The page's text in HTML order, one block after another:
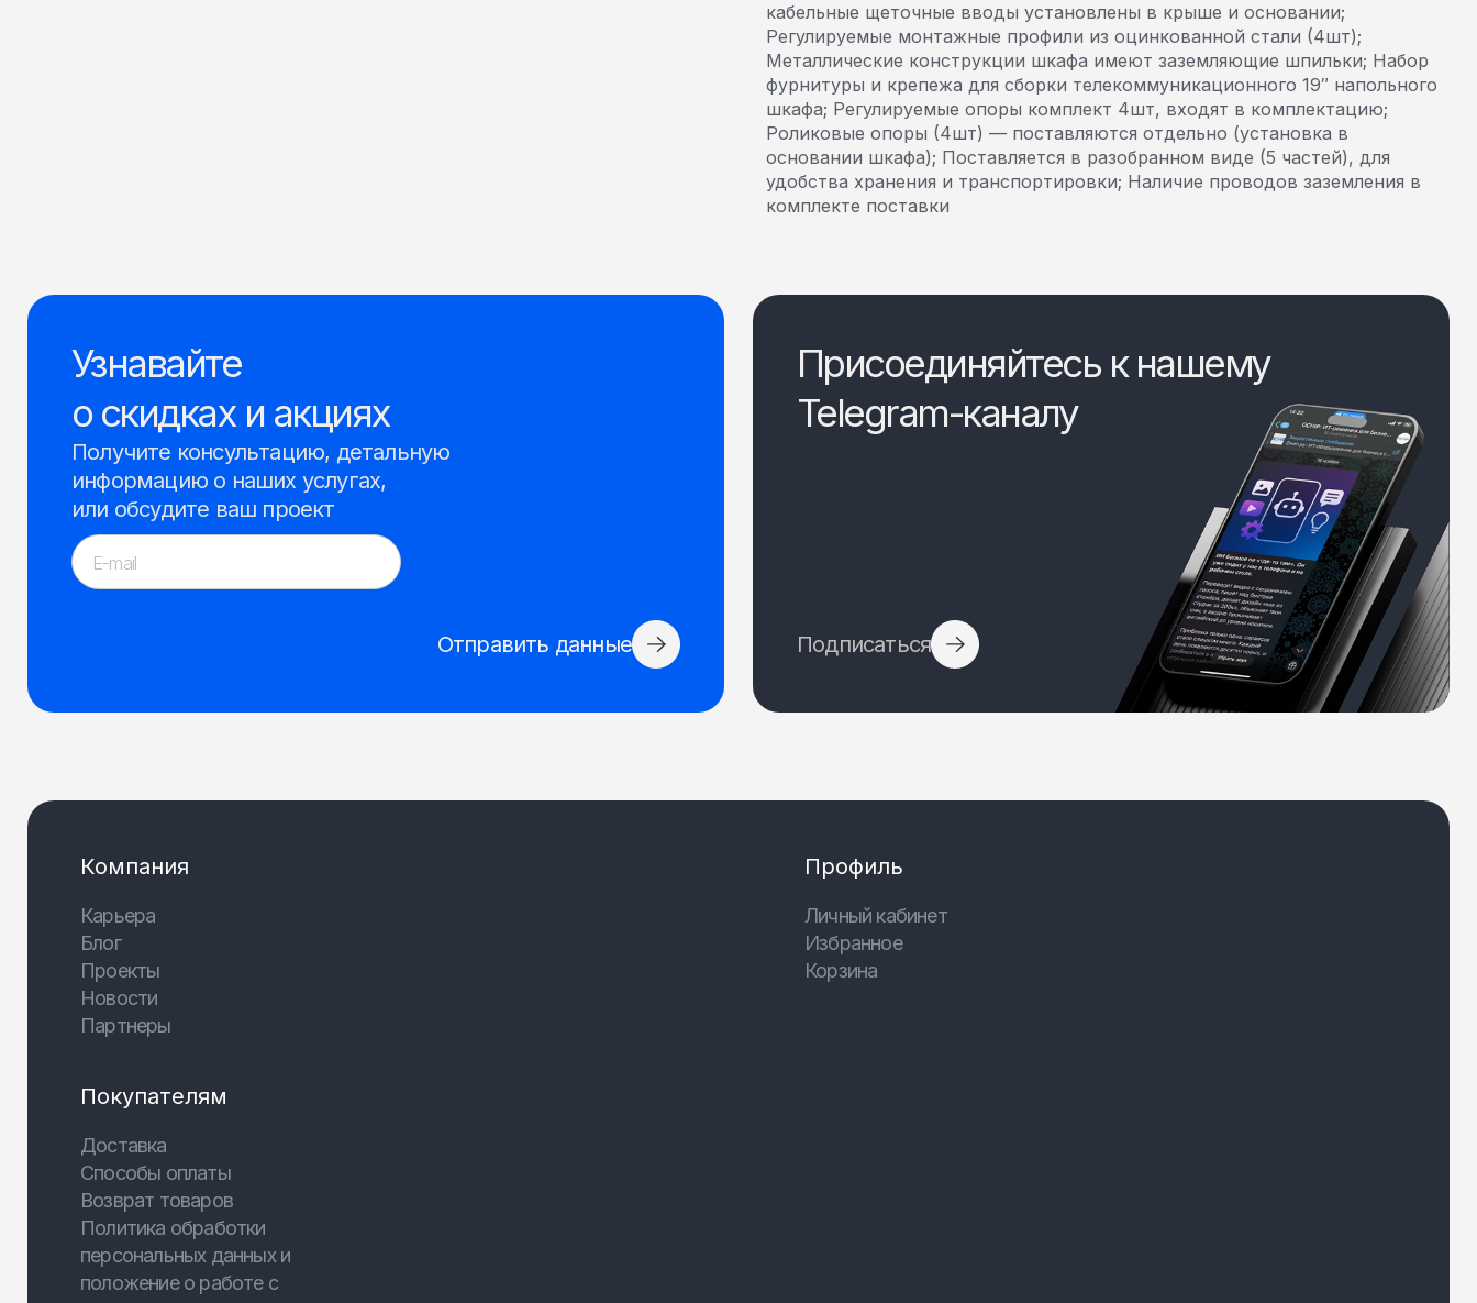
кабельные щеточные вводы установлены в крыше и основании;
Регулируемые монтажные профили из оцинкованной стали (4шт);
Металлические конструкции шкафа имеют заземляющие шпильки; Набор
фурнитуры и крепежа для сборки телекоммуникационного 19″ напольного
шкафа; Регулируемые опоры комплект 4шт, входят в комплектацию;
Роликовые опоры (4шт) — поставляются отдельно (установка в
основании шкафа); Поставляется в разобранном виде (5 частей), для
удобства хранения и транспортировки; Наличие проводов заземления в
комплекте поставки
Узнавайте
о скидках и акциях
Получите консультацию, детальную
информацию о наших услугах,
или обсудите ваш проект
Отправить данные
Присоединяйтесь к нашему
Telegram-каналу
Подписаться
Компания
Карьера
Блог
Проекты
Новости
Партнеры
Покупателям
Доставка
Способы оплаты
Возврат товаров
Политика обработки
персональных данных и
положение о работе с
Профиль
Личный кабинет
Избранное
Корзина